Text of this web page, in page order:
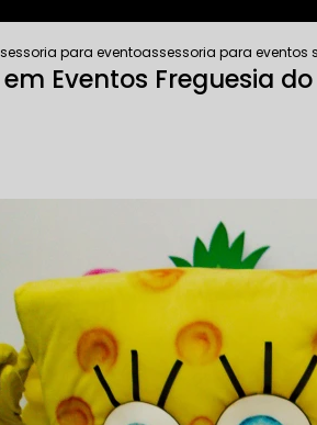
para eventoassessoria para eventos
Eventos Freguesia do